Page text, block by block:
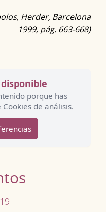
Herder, Barcelona
1999, pág. 663-668)
porque has
de análisis.